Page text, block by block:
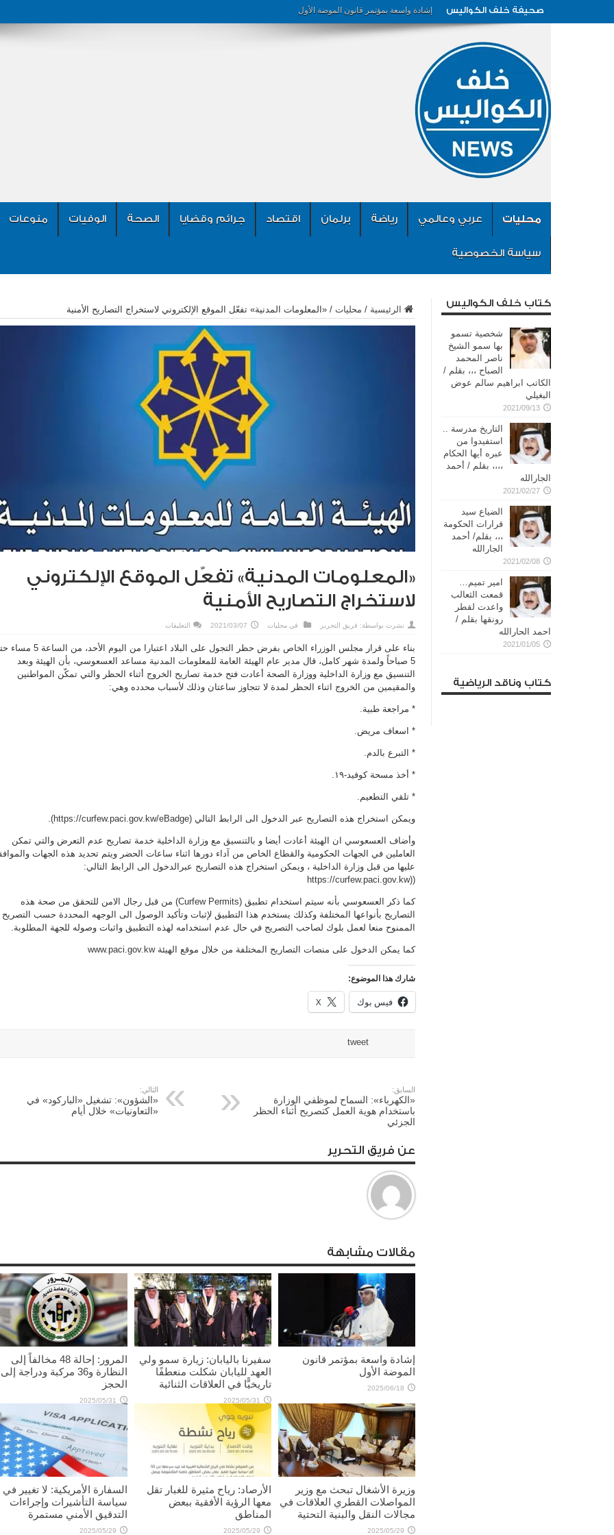
صحيفة خلف الكواليس إشادة واسعة بمؤتمر قانون الموضة الأول
محليات عربي وعالمي رياضة برلمان اقتصاد جرائم وقضايا الصحة الوفيات منوعات
سياسة الخصوصية
الرئيسية / محليات / «المعلومات المدنية» تفعّل الموقع الإلكتروني لاستخراج التصاريح الأمنية
«المعلومات المدنية» تفعّل الموقع الإلكتروني
لاستخراج التصاريح الأمنية
نشرت بواسطة: فريق التحرير في محليات 2021/03/07 التعليقات
تفعّل
الموقع
الإلكتروني
لاستخراج
التصاريح
مغلقة
بناء على قرار مجلس الوزراء الخاص بفرض حظر التجول على البلاد اعتبارا من اليوم
5 صباحاً ولمدة شهر كامل، قال مدير عام الهيئة العامة للمعلومات المدنية مساعد العسعوسي، بأن الهيئة وبعد
التنسيق مع وزارة الداخلية ووزارة الصحة أعادت فتح خدمة تصاريح الخروج أثناء الحظر والتي تمكّن المواطنين
والمقيمين من الخروج اثناء الحظر لمدة لا تتجاوز ساعتان وذلك لأسباب محدده وهي:
* مراجعة طبية.
* اسعاف مريض.
* التبرع بالدم.
* أخذ مسحة كوفيد-١٩.
* تلقي التطعيم.
ويمكن استخراج هذه التصاريح عبر الدخول الى الرابط التالي (https://curfew.paci.gov.kw/eBadge).
وأضاف العسعوسي ان الهيئة أعادت أيضا و بالتنسيق مع وزارة الداخلية خدمة تصاريح عدم التعرض والتي تمكن
العاملين في الجهات الحكومية والقطاع الخاص من آداء دورها اثناء ساعات الحضر ويتم تحديد هذه الجهات
عليها من قبل وزارة الداخلية ، ويمكن استخراج هذه التصاريح عبرالدخول الى الرابط التالي:
((https://curfew.paci.gov.kw
كما ذكر العسعوسي بأنه سيتم استخدام تطبيق (Curfew Permits) من قبل رجال الامن للتحقق من صحة هذه
التصاريح بأنواعها المختلفة وكذلك يستخدم هذا التطبيق لإثبات وتأكيد الوصول الى الوجهه المحددة حسب التصريح
الممنوح منعا لعمل بلوك لصاحب التصريح في حال عدم استخدامه لهذه التطبيق واثبات وصوله للجهة المطلوبة.
كما يمكن الدخول على منصات التصاريح المختلفة من خلال موقع الهيئة www.paci.gov.kw
شارك هذا الموضوع:
فيس بوك X
tweet
السابق:
«الكهرباء»: السماح لموظفي الوزارة
باستخدام هوية العمل كتصريح أثناء الحظر
الجزئي
التالي:
«الشؤون»: تشغيل «الباركود» في
«التعاونيات» خلال أيام
عن فريق التحرير
مقالات مشابهة
إشادة واسعة بمؤتمر قانون
الموضة الأول
2025/06/18
سفيرنا باليابان: زيارة سمو ولي
العهد لليابان شكلت منعطفًا
تاريخيًّا في العلاقات الثنائية
2025/05/31
المرور: إحالة 48 مخالفاً إلى
النظارة و36 مركبة ودراجة إلى
الحجز
2025/05/31
وزيرة الأشغال تبحث مع وزير
المواصلات القطري العلاقات في
مجالات النقل والبنية التحتية
2025/05/29
الأرصاد: رياح مثيرة للغبار تقل
معها الرؤية الأفقية ببعض
المناطق
2025/05/29
السفارة الأمريكية: لا تغيير في
سياسة التأشيرات وإجراءات
التدقيق الأمني مستمرة
2025/05/29
كتاب خلف الكواليس
شخصية تسمو
بها سمو الشيخ
ناصر المحمد
الصباح ،،، بقلم /
الكاتب ابراهيم سالم عوض
البغيلي
2021/09/13
التاريخ مدرسة ..
استفيدوا من
عبره أيها الحكام
،،،، بقلم / أحمد
الجارالله
2021/02/27
الضياع سيد
قرارات الحكومة
،،، بقلم/ أحمد
الجارالله
2021/02/08
امير تميم…
قمعت الثعالب
واعدت لقطر
رونقها بقلم /
احمد الحارالله
2021/01/05
كتاب وناقد الرياضية